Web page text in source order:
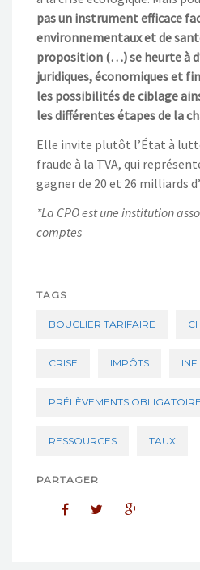
pas un instrument efficace
environnementaux et de
proposition (…)se heurte à
juridiques, économiques et
les possibilités de ciblage
les différentes étapes de la
Elle invite plutôt l’État à
fraude à la TVA, qui
gagner de 20 et 26 milliards
*La CPOest une institution
comptes
TAGS
BOUCLIER TARIFAIRE
CRISE IMPÔTS
PRÉLÈVEMENTS
RESSOURCES TAUX
PARTAGER